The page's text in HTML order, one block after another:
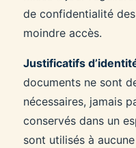
de confidentialité
moindre accès.
Justificatifs
documents ne sont
nécessaires, jamais
conservés dans un
sont utilisés à